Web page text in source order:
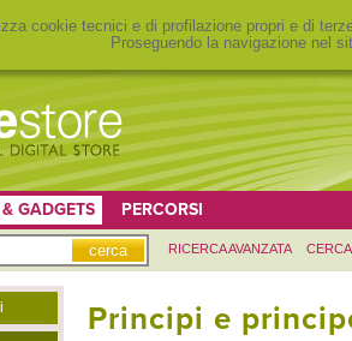
cookie tecnici e di profilazione propri e di
Proseguendo la navigazione nel
GADGETS PERCORSI
RICERCA AVANZATA
Principi e